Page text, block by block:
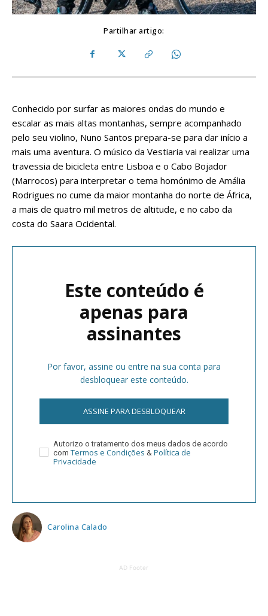
Partilhar artigo:
Conhecido por surfar as maiores ondas do mundo e
escalar as mais altas montanhas, sempre acompanhado
pelo seu violino, Nuno Santos prepara-se para dar início a
mais uma aventura. O músico da Vestiaria vai realizar uma
travessia de bicicleta entre Lisboa e o Cabo Bojador
(Marrocos) para interpretar o tema homónimo de Amália
Rodrigues no cume da maior montanha do norte de África,
a mais de quatro mil metros de altitude, e no cabo da
costa do Saara Ocidental.
Este conteúdo é
apenas para
assinantes
Por favor, assine ou entre na sua conta para
desbloquear este conteúdo.
ASSINE PARA DESBLOQUEAR
Autorizo o tratamento dos meus dados de acordo
com Termos e Condições & Política de
Privacidade
Carolina Calado
AD Footer